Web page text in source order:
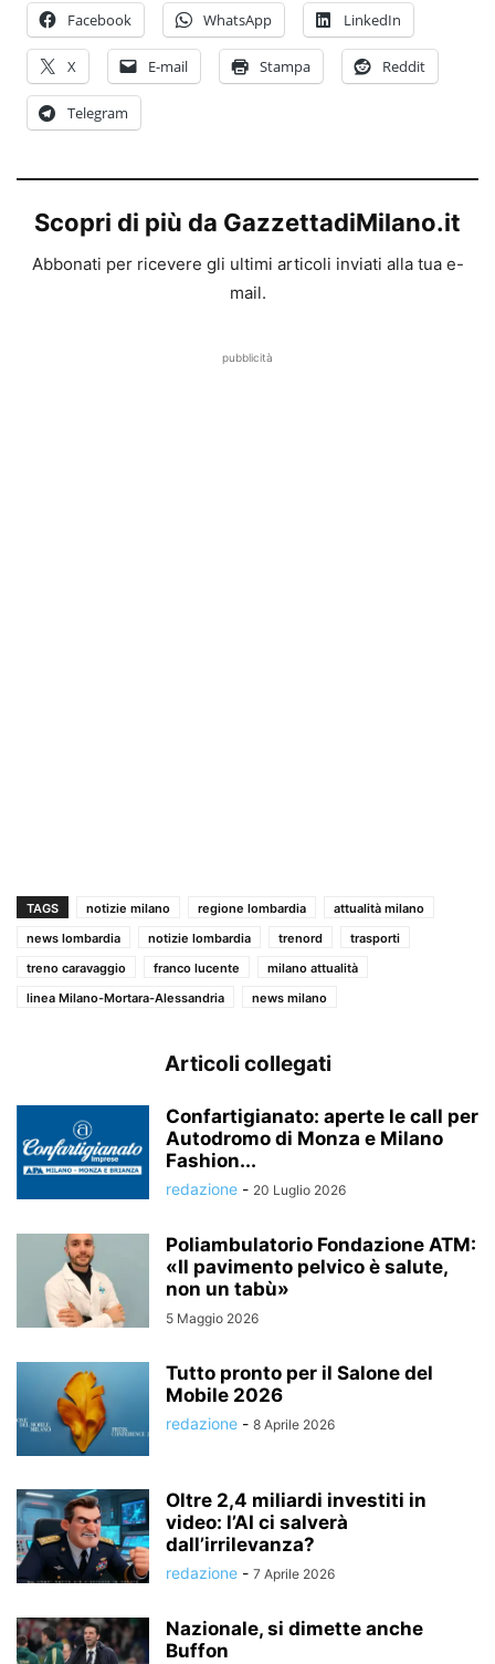
Facebook WhatsApp LinkedIn
X E-mail Stampa Reddit
Telegram
Scopri di più da GazzettadiMilano.it
Abbonati per ricevere gli ultimi articoli inviati alla tua e-
mail.
pubblicità
TAGS notizie milano regione lombardia
attualità milano
news lombardia
notizie lombardia trenord
trasporti
treno caravaggio
franco lucente
milano attualità
linea Milano-Mortara-Alessandria
news milano
Articoli collegati
Confartigianato: aperte le call per
Autodromo di Monza e Milano
Fashion...
redazione - 20 Luglio 2026
Poliambulatorio Fondazione ATM:
«Il pavimento pelvico è salute,
non un tabù»
5 Maggio 2026
Tutto pronto per il Salone del
Mobile 2026
redazione - 8 Aprile 2026
Oltre 2,4 miliardi investiti in
video: l’AI ci salverà
dall’irrilevanza?
redazione - 7 Aprile 2026
Nazionale, si dimette anche
Buffon